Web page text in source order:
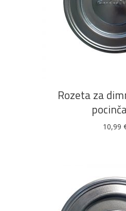
DODAJ U
Rozeta za
10,99